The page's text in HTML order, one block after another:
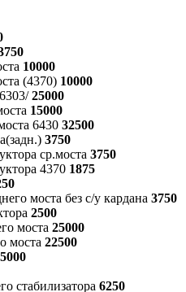
10000
(4370) 10000
25000
15000
6430 32500
3750
ср.моста 3750
4370 1875
моста без с/у кардана 3750
2500
моста 25000
моста 22500
стабилизатора 6250